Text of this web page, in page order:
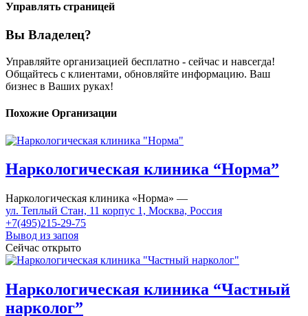
Управлять страницей
Вы Владелец?
Управляйте организацией бесплатно - сейчас и навсегда!
Общайтесь с клиентами, обновляйте информацию. Ваш
бизнес в Ваших руках!
Похожие Организации
Наркологическая клиника “Норма”
Наркологическая клиника «Норма» —
ул. Теплый Стан, 11 корпус 1, Москва, Россия
+7(495)215-29-75
Вывод из запоя
Сейчас открыто
Наркологическая клиника “Частный
нарколог”